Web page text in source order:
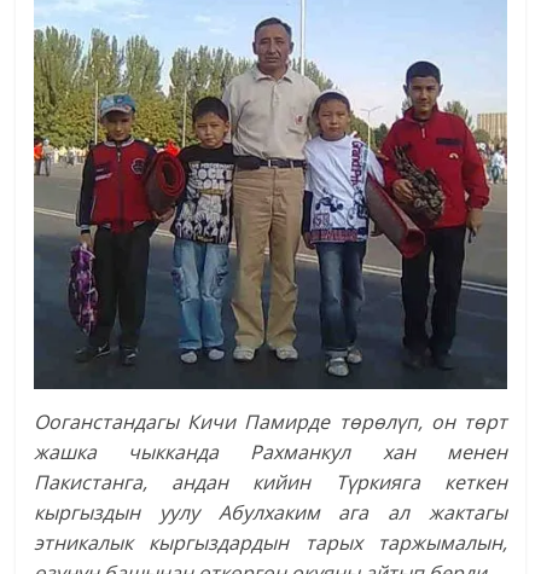
Ооганстандагы Кичи Памирде төрөлүп, он төрт
жашка чыкканда Рахманкул хан менен
Пакистанга, андан кийин Түркияга кеткен
кыргыздын уулу Абулхаким ага ал жактагы
этникалык кыргыздардын тарых таржымалын,